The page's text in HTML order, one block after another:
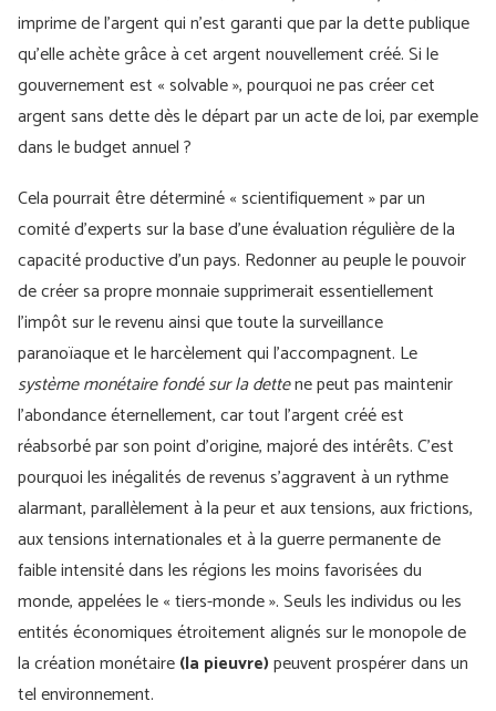
imprime de l’argent qui n’est garanti que par la dette publique
qu’elle achète grâce à cet argent nouvellement créé. Si le
gouvernement est « solvable », pourquoi ne pas créer cet
argent sans dette dès le départ par un acte de loi, par exemple
dans le budget annuel ?
Cela pourrait être déterminé « scientifiquement » par un
comité d’experts sur la base d’une évaluation régulière de la
capacité productive d’un pays. Redonner au peuple le pouvoir
de créer sa propre monnaie supprimerait essentiellement
l’impôt sur le revenu ainsi que toute la surveillance
paranoïaque et le harcèlement qui l’accompagnent. Le
système monétaire fondé surla dettene peut pas maintenir
l’abondance éternellement, car tout l’argent créé est
réabsorbé par son point d’origine, majoré des intérêts. C’est
pourquoi les inégalités de revenus s’aggravent à un rythme
alarmant, parallèlement à la peur et aux tensions, aux frictions,
aux tensions internationales et à la guerre permanente de
faible intensité dans les régions les moins favorisées du
monde, appelées le « tiers-monde ». Seuls les individus ou les
entités économiques étroitement alignés sur le monopole de
la création monétaire(la pieuvre)peuvent prospérer dans un
tel environnement.